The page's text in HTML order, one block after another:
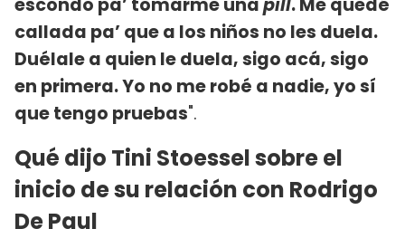
callada pa’ que a los niños no les duela.
Duélale a quien le duela, sigo acá, sigo
en primera. Yo no me robé a nadie, yo sí
que tengo pruebas".
Qué dijo Tini Stoessel sobre el
inicio de su relación con Rodrigo
De Paul